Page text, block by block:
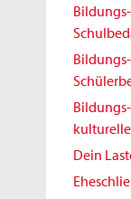
kulturelle
Dein